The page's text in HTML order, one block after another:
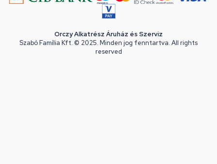
Orczy Alkatrész Áruház és Szerviz
Szabó Família Kft. © 2025. Minden jog fenntartva. All rights
reserved